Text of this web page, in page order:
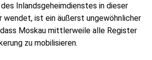
Inlandsgeheimdienstes in dieser
wendet, ist ein äußerst ungewöhnlicher
Moskau mittlerweile alle Register
zu mobilisieren.